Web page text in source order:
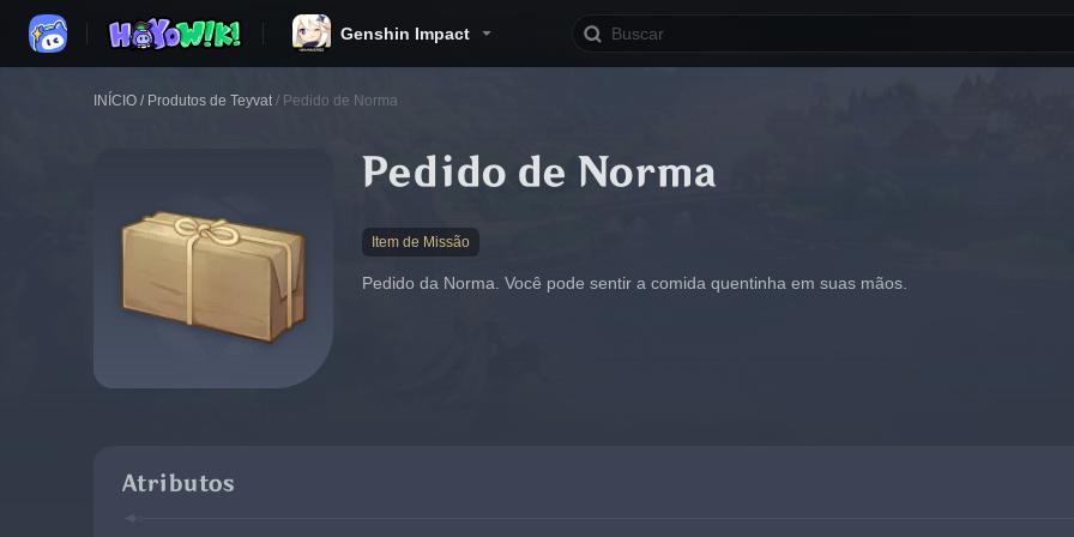
Genshin Impact
INÍCIO / Produtos de Teyvat / Pedido de Norma
Pedido de Norma
Item de Missão
Pedido da Norma. Você pode sentir a comida quentinha em suas mãos.
Atributos